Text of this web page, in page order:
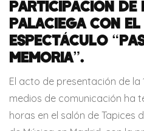
PARTICIPACIÓN DE
PALACIEGA CON EL
ESPECTÁCULO
MEMORIA”.
El acto de presentación de la
medios de comunicación ha
horas en el salón de Tapices